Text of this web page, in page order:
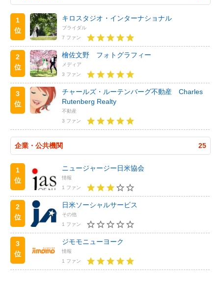
1
位
キロスタジオ・インターナショナル
ブライダル
7 ファン
2
位
檜佐文野 フォトグラフィー
メディア
3 ファン
3
位
チャールズ・ルーテンバーグ不動産 Charles
Rutenberg Realty
不動産
3 ファン
企業・公共機関 25
1
位
ニュージャージー日米協会
情報
1 ファン
2
位
日米ソーシャルサービス
その他
1 ファン
3
位
ジモモニューヨーク
情報
1 ファン